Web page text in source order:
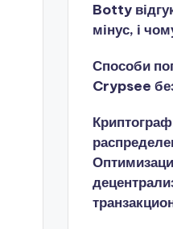
Botty
мінус, і
Способи
Crypsee